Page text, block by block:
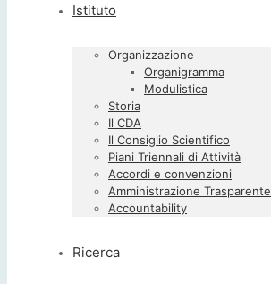
Istituto
Organizzazione
Organigramma
Modulistica
Storia
Il CDA
Il Consiglio Scientifico
Piani Triennali di Attività
Accordi e convenzioni
Amministrazione Trasparente
Accountability
Ricerca